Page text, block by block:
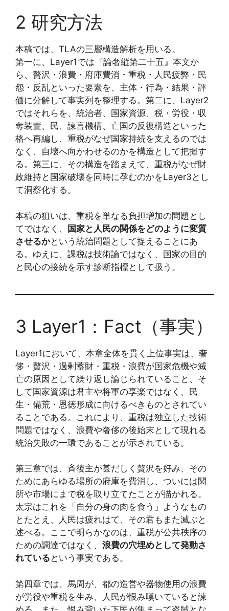
2 研究方法
本稿では、TLAの三層構造解析を用いる。
第一に、Layer1では『論奢縦第二十五』本文か
ら、贅沢・浪費・府庫費消・重税・人民疲弊・民
怨・反乱といった要素を、主体・行為・結果・評
価に分解して事実列を整理する。第二に、Layer2
ではそれらを、統治者、国家資源、税・労役・収
奪装置、民、諫言機構、亡国の反復構造といった
格へ再編し、重税がなぜ国家持続を支えるのでは
なく、自壊へ向かわせるのかを構造として把握す
る。第三に、その構造を踏まえて、重税がなぜ財
政維持と国家破壊を同時に孕むのかをLayer3とし
て洞察化する。
本稿の狙いは、重税を単なる負担増加の問題とし
てではなく、
国家と人民の関係をどのように変質
させるかという統治問題として捉えることにあ
る。ゆえに、課税は技術論ではなく、国家の目的
と民心の接続を示す診断指標として扱う。
3 Layer1：Fact（事実）
Layer1において、本章全体を貫く上位事実は、奢
侈・贅沢・過剰蓄財・重税・浪費が国家危機や滅
亡の原因として繰り返し論じられていること、そ
して国家資源は君主や将軍の享楽ではなく、民
生・備荒・恩徳形成に向けるべきものとされてい
ることである。これにより、重税は独立した技術
問題ではなく、浪費や奢侈の後始末として現れる
統治失敗の一環であることが示されている。
第三章では、斉後主が甚だしく贅沢を好み、その
ためにあらゆる場所の府庫を費消し、ついには関
所や市場にまで税を取り立てたことが描かれる。
太宗はこれを「自分の身の肉を食う」ようなもの
とたとえ、人民は疲れはて、その君もまた滅ぶと
述べる。ここで明らかなのは、重税が公共秩序の
ための調達ではなく、 浪費の穴埋めとして発動さ
れている という事実である。
第四章では、馬周が、都の造営や器物使用の浪費
が労役や重税を生み、人民が恨み嘆いていると諫